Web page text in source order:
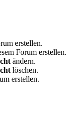
erstellen.
Forum erstellen.
ändern.
löschen.
erstellen.